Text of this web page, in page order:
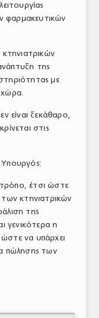
φαρμακευτικών
κτηνιατρικών
της
με
χώρα.
είναι ξεκάθαρο,
στις
τρόπο, έτσι ώστε
των κτηνιατρικών
της
γενικότερα η
να υπάρχει
πώλησης των